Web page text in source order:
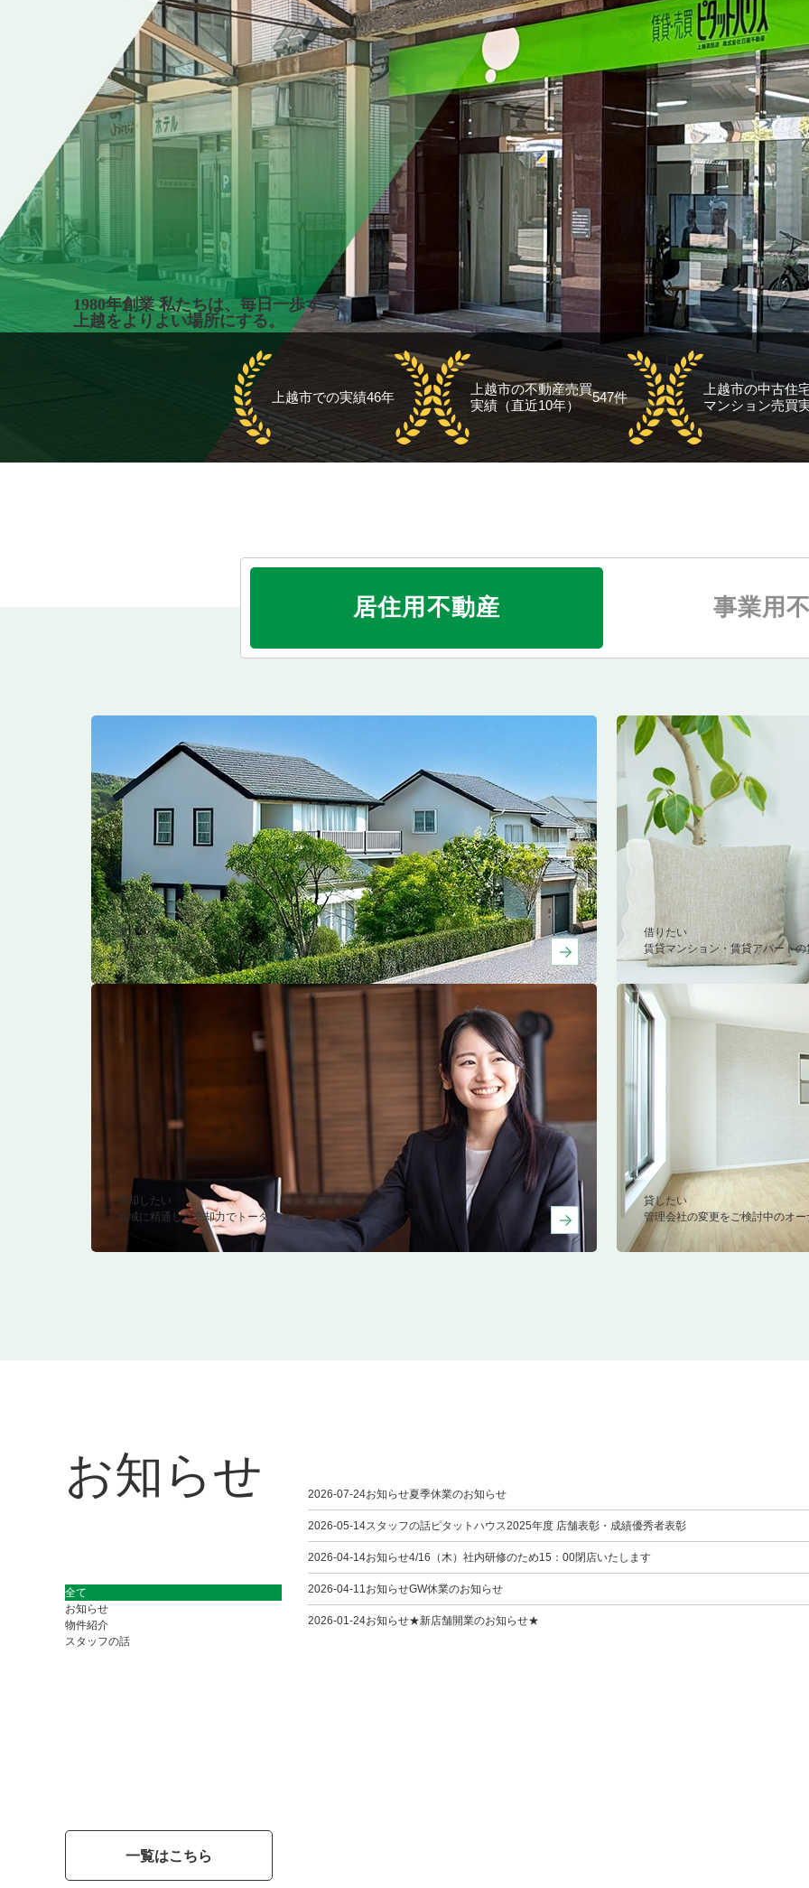
1980年創業 私たちは、毎日一歩ずつ、
上越をよりよい場所にする。
居住用不動産 事業用
購入したい
戸建・空き家・マンション・土地のご購入
借りたい
賃貸マンション・賃貸アパート
売却したい
地域に精通した売却力でトータルサポート
貸したい
管理会社の変更をご検討中のオー
お知らせ
全て
お知らせ
物件紹介
スタッフの話
一覧はこちら